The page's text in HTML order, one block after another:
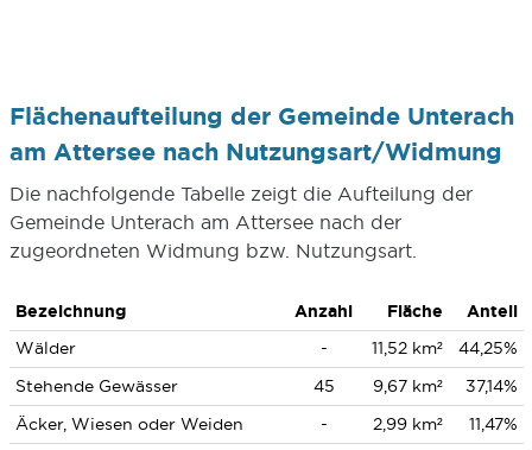
Flächenaufteilung der Gemeinde Unterach
am Attersee nach Nutzungsart/Widmung
Die nachfolgende Tabelle zeigt die Aufteilung der
Gemeinde Unterach am Attersee nach der
zugeordneten Widmung bzw. Nutzungsart.
Bezeichnung Anzahl Fläche
Anteil
Wälder
- 11,52 km²
44,25%
Stehende Gewässer
45 9,67 km²
37,14%
Äcker, Wiesen oder Weiden
- 2,99 km² 11,47%